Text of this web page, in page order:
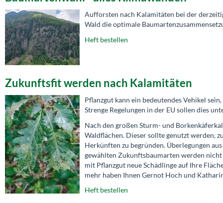
Aufforsten nach Kalamitäten bei der
Wald die optimale
Heft bestellen
Zukunftsfit werden nach Kalamitäten
Pflanzgut kann ein bedeutendes Vehikel
Strenge Regelungen in der EU sollen dies
Nach den großen Sturm- und
Waldflächen. Dieser sollte genutzt werden,
Herkünften zu begründen. Überlegungen
gewählten Zukunftsbaumarten werden
mit Pflanzgut neue Schädlinge auf Ihre
mehr haben Ihnen Gernot Hoch und
Heft bestellen